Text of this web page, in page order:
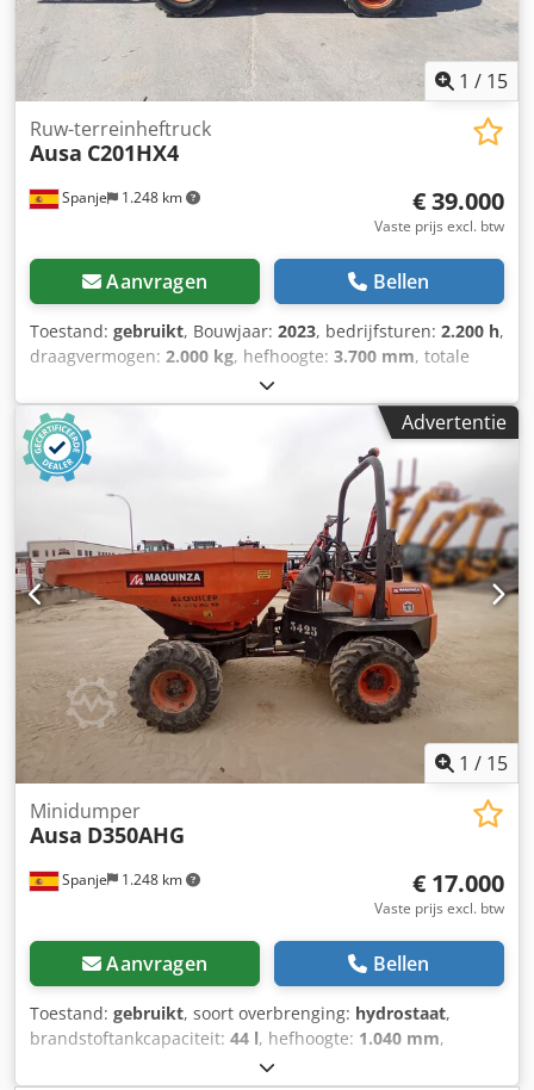
1 / 15
Spanje 1.248 km
Ruw-terreinheftruck
Ausa C201HX4
€ 39.000
Vaste prijs excl. btw
Aanvragen Bellen
Toestand: gebruikt, Bouwjaar: 2023, bedrijfsturen: 2.200 h,
draagvermogen: 2.000 kg, hefhoogte: 3.700 mm, totale
, totale lengte:
4.380 mm, Uitrusting:vierwielaandrijving, Bouwjaar: 2023
Chodpexqficsfx Ac Hea Ledig gewicht: 3.635 kg GVW: 5.635
kg Tankinhoud: 62 liter
Advertentie
1 / 15
Spanje 1.248 km
Minidumper
Ausa D350AHG
€ 17.000
Vaste prijs excl. btw
Aanvragen Bellen
Toestand: gebruikt, soort overbrenging: hydrostaat,
brandstoftankcapaciteit: 44 l, hefhoogte: 1.040 mm,
, bedrijfsturen: